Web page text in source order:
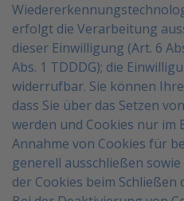
erfolgt die Verarbeitung
dieser Einwilligung (Art. 6
Abs. 1 TDDDG); die
widerrufbar. Sie können
dass Sie über das Setzen
werden und Cookies nur im
Annahme von Cookies für
generell ausschließen
der Cookies beim